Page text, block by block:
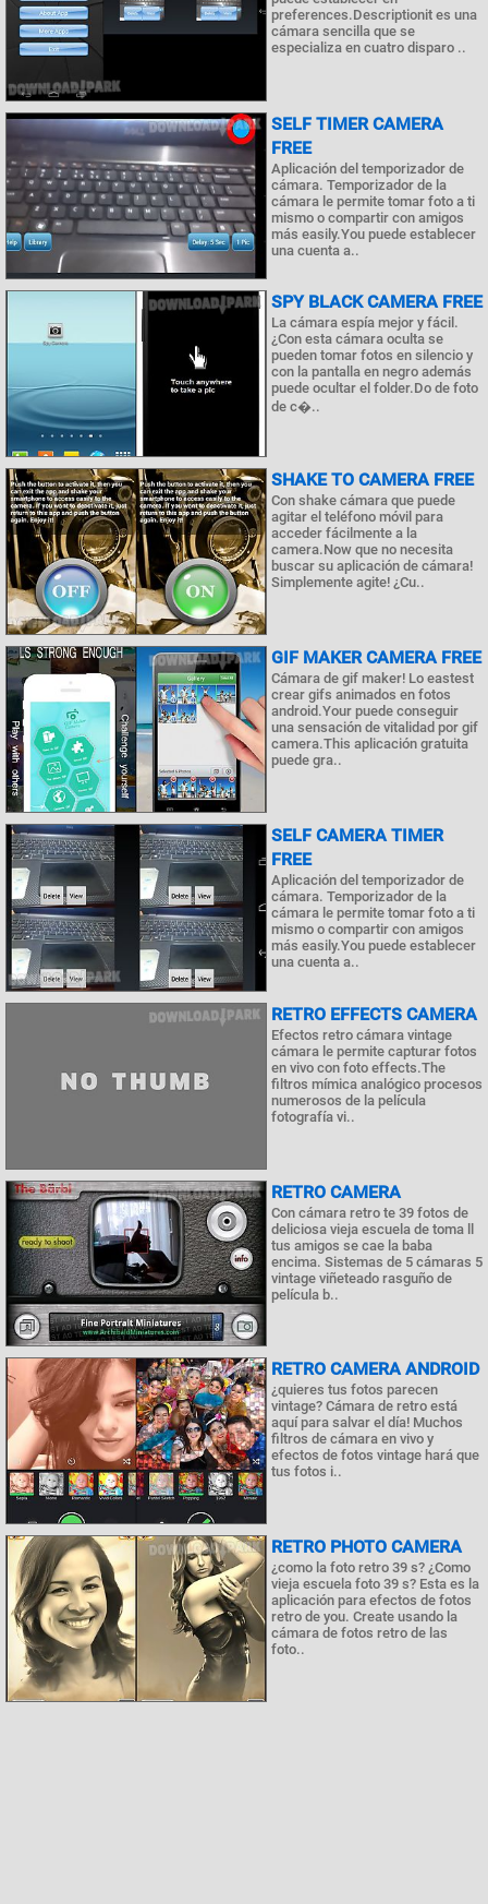
preferences.Descriptionit es una
cámara sencilla que se
especializa en cuatro disparo ..
SELF TIMER CAMERA
FREE
Aplicación del temporizador de
cámara. Temporizador de la
cámara le permite tomar foto a ti
mismo o compartir con amigos
más easily.You puede establecer
una cuenta a..
SPY BLACK CAMERA FREE
La cámara espía mejor y fácil.
¿Con esta cámara oculta se
pueden tomar fotos en silencio y
con la pantalla en negro además
puede ocultar el folder.Do de foto
de c�..
SHAKE TO CAMERA FREE
Con shake cámara que puede
agitar el teléfono móvil para
acceder fácilmente a la
camera.Now que no necesita
buscar su aplicación de cámara!
Simplemente agite! ¿Cu..
GIF MAKER CAMERA FREE
Cámara de gif maker! Lo eastest
crear gifs animados en fotos
android.Your puede conseguir
una sensación de vitalidad por gif
camera.This aplicación gratuita
puede gra..
SELF CAMERA TIMER
FREE
Aplicación del temporizador de
cámara. Temporizador de la
cámara le permite tomar foto a ti
mismo o compartir con amigos
más easily.You puede establecer
una cuenta a..
RETRO EFFECTS CAMERA
Efectos retro cámara vintage
cámara le permite capturar fotos
en vivo con foto effects.The
filtros mímica analógico procesos
numerosos de la película
fotografía vi..
RETRO CAMERA
Con cámara retro te 39 fotos de
deliciosa vieja escuela de toma ll
tus amigos se cae la baba
encima. Sistemas de 5 cámaras 5
vintage viñeteado rasguño de
película b..
RETRO CAMERA ANDROID
¿quieres tus fotos parecen
vintage? Cámara de retro está
aquí para salvar el día! Muchos
filtros de cámara en vivo y
efectos de fotos vintage hará que
tus fotos i..
RETRO PHOTO CAMERA
¿como la foto retro 39 s? ¿Como
vieja escuela foto 39 s? Esta es la
aplicación para efectos de fotos
retro de you. Create usando la
cámara de fotos retro de las
foto..